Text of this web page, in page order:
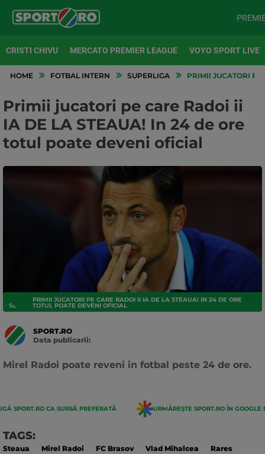
CRISTI CHIVU MERCATO PREMIER LEAGUE VOYO SPORT LIVE
HOME FOTBAL INTERN SUPERLIGA PRIMII JUCATORI
Primii jucatori pe care Radoi ii
IA DE LA STEAUA! In 24 de ore
totul poate deveni oficial
SUPERLIGA
PRIMII JUCATORI PE CARE RADOI II IA DE LA STEAUA! IN 24 DE ORE
TOTUL POATE DEVENI OFICIAL
SPORT.RO
Data publicarii:
Mirel Radoi poate reveni in fotbal peste 24 de ore.
SPORT.RO CA SURSĂ PREFERATĂ URMĂREȘTE SPORT.RO ÎN GOOGLE
TAGS:
Steaua Mirel Radoi FC Brasov Vlad Mihalcea
Rares